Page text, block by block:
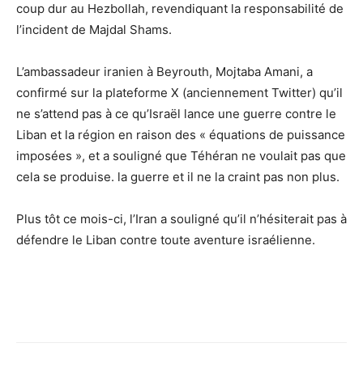
coup dur au Hezbollah, revendiquant la responsabilité de
l’incident de Majdal Shams.
L’ambassadeur iranien à Beyrouth, Mojtaba Amani, a
confirmé sur la plateforme X (anciennement Twitter) qu’il
ne s’attend pas à ce qu’Israël lance une guerre contre le
Liban et la région en raison des « équations de puissance
imposées », et a souligné que Téhéran ne voulait pas que
cela se produise. la guerre et il ne la craint pas non plus.
Plus tôt ce mois-ci, l’Iran a souligné qu’il n’hésiterait pas à
défendre le Liban contre toute aventure israélienne.